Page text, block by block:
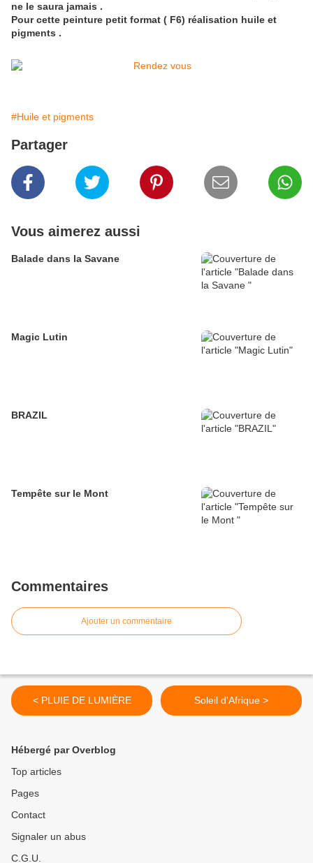
ne le saura jamais .
Pour cette peinture petit format ( F6) réalisation huile et
pigments .
#Huile et pigments
Partager
Vous aimerez aussi
Balade dans la Savane
Magic Lutin
BRAZIL
Tempête sur le Mont
Commentaires
Ajouter un commentaire
< PLUIE DE LUMIÈRE Soleil d'Afrique >
Hébergé par Overblog
Top articles
Pages
Contact
Signaler un abus
C.G.U.